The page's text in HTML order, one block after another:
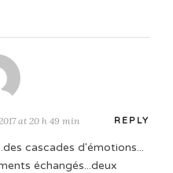
at 20 h 49 min REPLY
cascades d'émotions...
échangés...deux